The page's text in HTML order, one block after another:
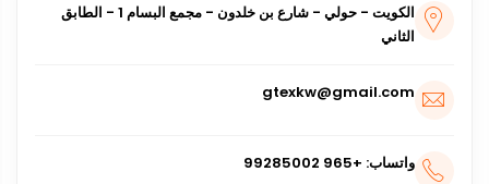
الكويت - حولي - شارع بن خلدون - مجمع البسام 1 - الطابق
الثاني
gtexkw@gmail.com
واتساب: +965 99285002